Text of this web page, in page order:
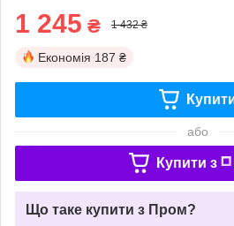
1 245 ₴ 1 432 ₴
Економія 187 ₴
або
Купити з
Що таке купити з Пром?